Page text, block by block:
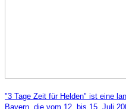
"3 Tage Zeit für Helden" ist eine
Bayern, die vom 12. bis 15. Juli